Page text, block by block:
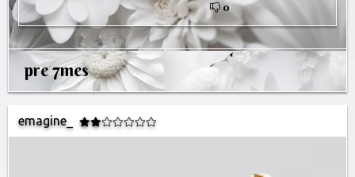
0
pre 7mes
emagine_